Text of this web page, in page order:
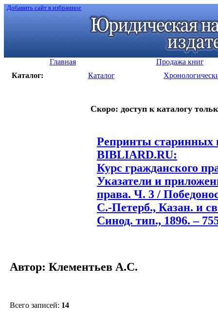
Добавить сайт в избранное
Главная
Продажа книг
Каталог:
Каталог
Скоро: доступ к каталогу
Репринты старинных
BIBLIARD.RU:
Курс гражданского
Указатели и
права. Ч. 3 /
С.-Петерб., Казан. и
Синод. тип., 1896. –
Автор: Клементьев А.С.
Всего записей: 14